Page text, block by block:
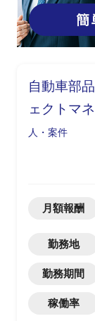
自動車部
ェクトマ
人・案件
月額報酬
勤務地
勤務期間
稼働率